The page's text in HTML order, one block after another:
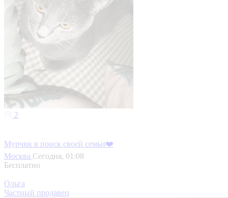
2
Мурчик в поиск своей семьи❤️
Москва Сегодня, 01:08
Бесплатно
Ольга
Частный продавец